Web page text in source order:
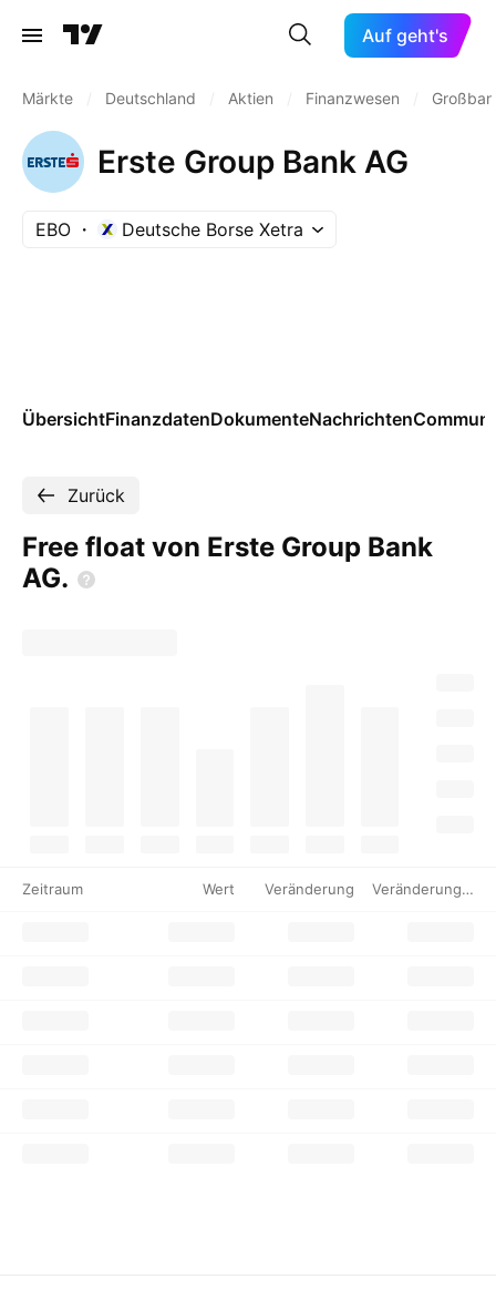
Auf geht's
Märkte Deutschland Aktien Finanzwesen
Erste Group Bank AG
EBO Deutsche Borse Xetra
ÜbersichtFinanzdatenDokumenteNachrichten
Zurück
Free float von Erste Group Bank
AG.
Zeitraum Wert Veränderung Veränderung %